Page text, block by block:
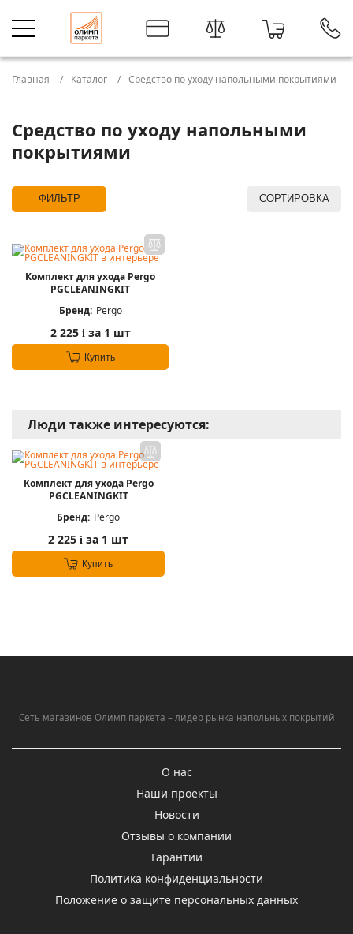
Главная Каталог Средство по уходу напольными покрытиями
Средство по уходу напольными
покрытиями
ФИЛЬТР СОРТИРОВКА
Комплект для ухода Pergo
PGCLEANINGKIT
Бренд: Pergo
2 225 iза 1 шт
Купить
Люди также интересуются:
Комплект для ухода Pergo
PGCLEANINGKIT
Бренд: Pergo
2 225 i за 1 шт
Купить
Сеть магазинов Олимп паркета – лидер рынка напольных покрытий
О нас
Наши проекты
Новости
Отзывы о компании
Гарантии
Политика конфиденциальности
Положение о защите персональных данных